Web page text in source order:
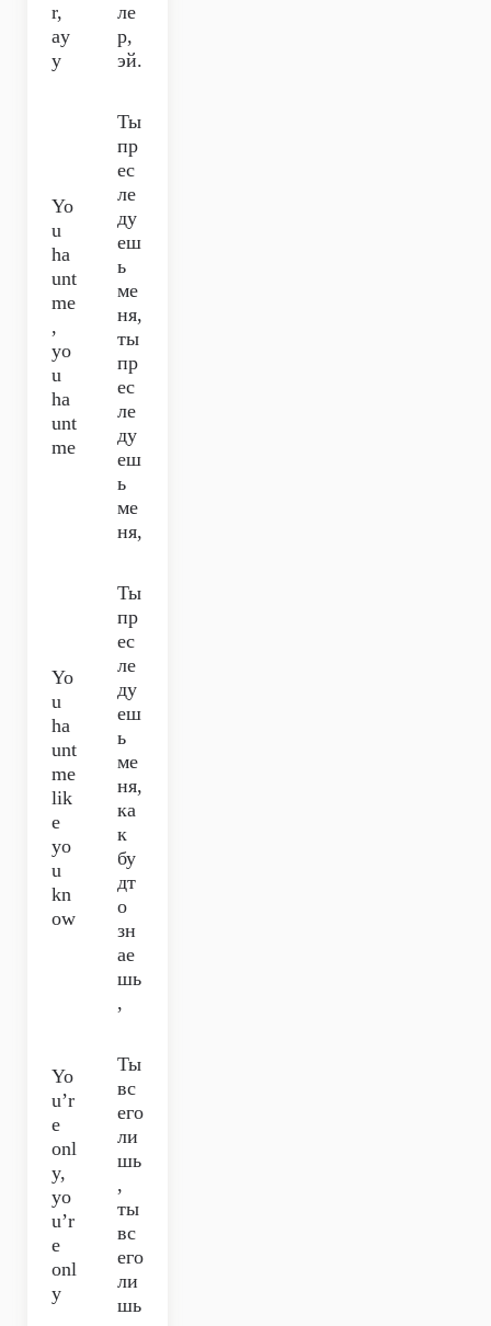
r,
ay
y
ле
р,
эй.
Yo
u
ha
unt
me
,
yo
u
ha
unt
me
Ты
пр
ес
ле
ду
еш
ь
ме
ня,
ты
пр
ес
ле
ду
еш
ь
ме
ня,
Yo
u
ha
unt
me
lik
e
yo
u
kn
ow
Ты
пр
ес
ле
ду
еш
ь
ме
ня,
ка
к
бу
дт
о
зн
ае
шь
,
Yo
u’r
e
onl
y,
yo
u’r
e
onl
y
Ты
вс
его
ли
шь
,
ты
вс
его
ли
шь